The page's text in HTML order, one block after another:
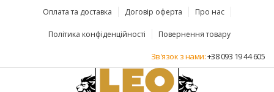
Оплата та доставка Договір оферта Про нас
Політика конфіденційності Повернення товару
Зв'язок з нами:+38 093 19 44 605